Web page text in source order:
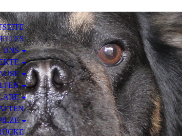
UNS